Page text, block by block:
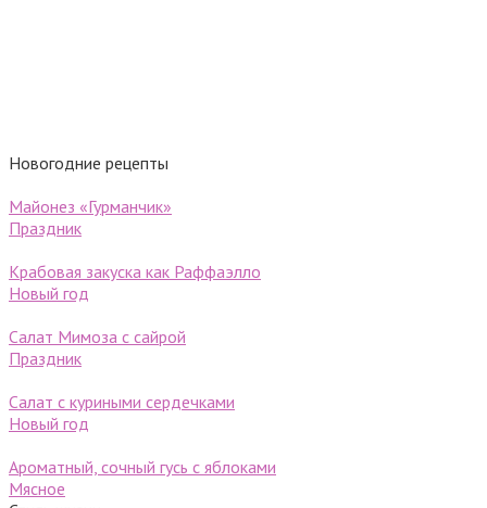
Новогодние рецепты
Майонез «Гурманчик»
Праздник
Крабовая закуска как Раффаэлло
Новый год
Салат Мимоза с сайрой
Праздник
Салат с куриными сердечками
Новый год
Ароматный, сочный гусь с яблоками
Мясное